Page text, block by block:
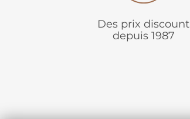
Des prix discount
depuis 1987